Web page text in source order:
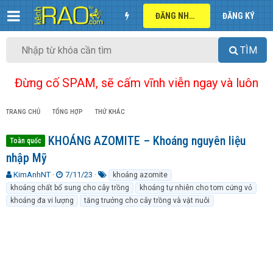
ĐĂNG NHẬP ĐĂNG KÝ
TÌM
Đừng cố SPAM, sẽ cấm vĩnh viễn ngay và luôn
TRANG CHỦ TỔNG HỢP THỨ KHÁC
Toàn quốc
KHOÁNG AZOMITE – Khoáng nguyên liệu
nhập Mỹ
T
h
r
e
KimAnhNT
N
g
à
y
7/11/23
ừ
k
h
khoáng azomite
khoáng chất bổ sung cho cây trồng
khoáng tự nhiên cho tom cứng vỏ
khoáng đa vi lượng
tăng trưởng cho cây trồng và vật nuôi